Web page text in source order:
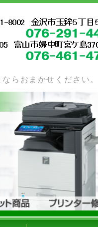
金沢市の株式会社OST
らおまかせください。